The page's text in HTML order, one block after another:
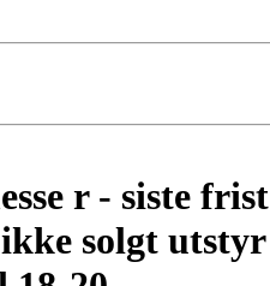
r - siste frist
solgt utstyr